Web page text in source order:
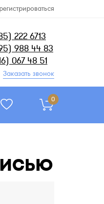
222 6713
988 44 83
067 48 51
Заказать звонок
0